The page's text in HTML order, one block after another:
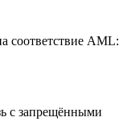
соответствие AML:
с запрещёнными